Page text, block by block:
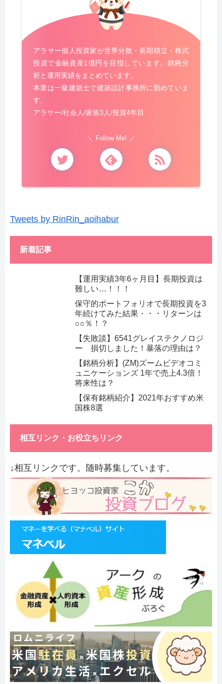
アラサー個人投資家が世界分散・長期積立・株式
投資で金融資産1億円を目指しています。銘柄分
析と運用実績をまとめています。
本業は一級建築士で建築設計事務所に勤めていま
す。
アラサー/社会人/家族3人/投資4年目
Follow Me!
Tweets by RinRin_aoihabur
新着記事
【運用実績3年6ヶ月目】長期投資は
難しい…！！！
保守的ポートフォリオで長期投資を3
年続けてみた結果・・・リターンは
○○％！？
【失敗談】6541グレイステクノロジ
ー 損切しました！暴落の理由は？
【銘柄分析】(ZM)ズームビデオコミ
ュニケーションズ 1年で売上4.3倍！
将来性は？
【保有銘柄紹介】2021年おすすめ米
国株8選
相互リンク・お役立ちリンク
↓相互リンクです。随時募集しています。